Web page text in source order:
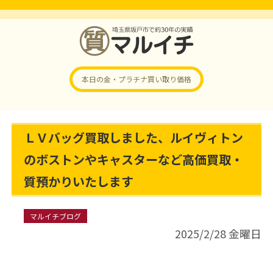
本日の金・プラチナ買い取り価格
ＬＶバッグ買取しました、ルイヴィトン
のボストンやキャスターなど高価買取・
質預かりいたします
マルイチブログ
2025/2/28 金曜日